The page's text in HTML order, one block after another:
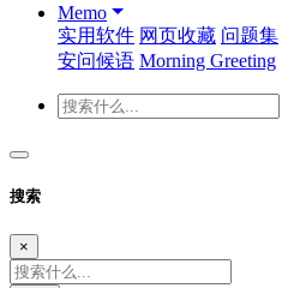
Memo
实用软件 网页收藏 问题集
安问候语 Morning Greeting
搜索
×